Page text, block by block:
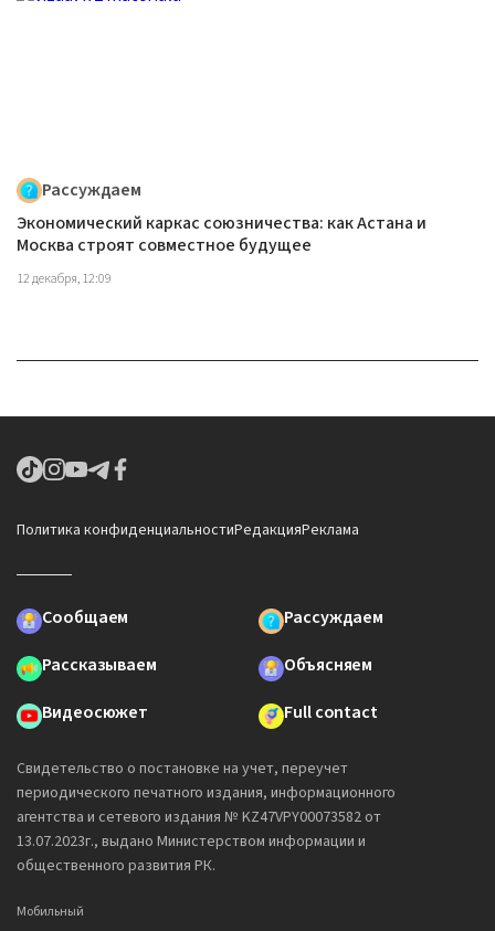
Рассуждаем
Экономический каркас союзничества: как Астана и
Москва строят совместное будущее
12 декабря, 12:09
Политика конфиденциальностиРедакцияРеклама
Сообщаем
Рассуждаем
Рассказываем
Объясняем
Видеосюжет
Full contact
Свидетельство о постановке на учет, переучет
периодического печатного издания, информационного
агентства и сетевого издания № KZ47VPY00073582 от
13.07.2023г., выдано Министерством информации и
общественного развития РК.
Мобильный